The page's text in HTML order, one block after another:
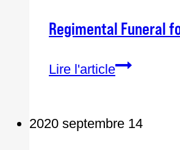
les
plus
brefs
Regimental Funeral
Lire l'articleRegimental
SQ
2020 septembre 14